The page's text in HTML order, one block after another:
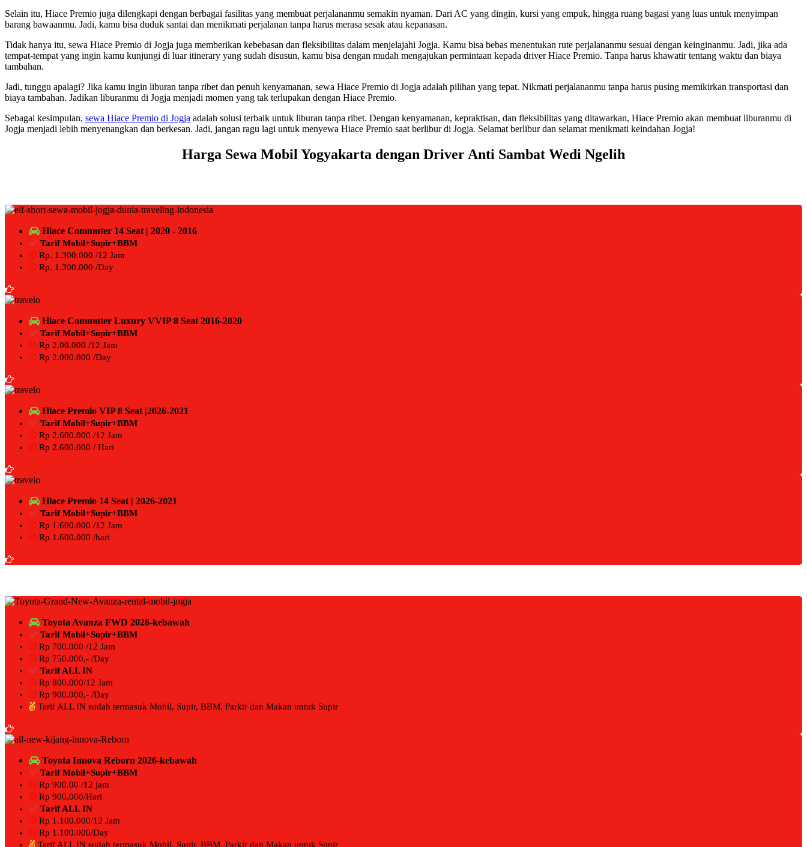
Selain itu, Hiace Premio juga dilengkapi dengan berbagai fasilitas yang membuat perjalananmu semakin nyaman. Dari AC yang dingin, kursi yang empuk, hingga ruang bagasi yang luas untuk menyimpan
barang bawaanmu. Jadi, kamu bisa duduk santai dan menikmati perjalanan tanpa harus merasa sesak atau kepanasan.
Tidak hanya itu, sewa Hiace Premio di Jogja juga memberikan kebebasan dan fleksibilitas dalam menjelajahi Jogja. Kamu bisa bebas menentukan rute perjalananmu sesuai dengan keinginanmu. Jadi, jika ada
tempat-tempat yang ingin kamu kunjungi di luar itinerary yang sudah disusun, kamu bisa dengan mudah mengajukan permintaan kepada driver Hiace Premio. Tanpa harus khawatir tentang waktu dan biaya
tambahan.
Jadi, tunggu apalagi? Jika kamu ingin liburan tanpa ribet dan penuh kenyamanan, sewa Hiace Premio di Jogja adalah pilihan yang tepat. Nikmati perjalananmu tanpa harus pusing memikirkan transportasi dan
biaya tambahan. Jadikan liburanmu di Jogja menjadi momen yang tak terlupakan dengan Hiace Premio.
Sebagai kesimpulan, sewa Hiace Premio di Jogja adalah solusi terbaik untuk liburan tanpa ribet. Dengan kenyamanan, kepraktisan, dan fleksibilitas yang ditawarkan, Hiace Premio akan membuat liburanmu di
Jogja menjadi lebih menyenangkan dan berkesan. Jadi, jangan ragu lagi untuk menyewa Hiace Premio saat berlibur di Jogja. Selamat berlibur dan selamat menikmati keindahan Jogja!
Harga Sewa Mobil Yogyakarta dengan Driver Anti Sambat Wedi Ngelih
Hiace Commuter 14 Seat | 2020 - 2016
Tarif Mobil+Supir+BBM
Rp. 1.300.000 /12 Jam
Rp. 1.300.000 /Day
Hiace Commuter Luxury VVIP 8 Seat 2016-2020
Tarif Mobil+Supir+BBM
Rp 2.00.000 /12 Jam
Rp 2.000.000 /Day
Hiace Premio VIP 8 Seat |2026-2021
Tarif Mobil+Supir+BBM
Rp 2.600.000 /12 Jam
Rp 2.600.000 / Hari
Hiace Premio 14 Seat | 2026-2021
Tarif Mobil+Supir+BBM
Rp 1.600.000 /12 Jam
Rp 1.600.000 /hari
Toyota Avanza FWD 2026-kebawah
Tarif Mobil+Supir+BBM
Rp 700.000 /12 Jam
Rp 750.000,- /Day
Tarif ALL IN
Rp 800.000/12 Jam
Rp 900.000,- /Day
Tarif ALL IN sudah termasuk Mobil, Supir, BBM, Parkir dan Makan untuk Supir
Toyota Innova Reborn 2026-kebawah
Tarif Mobil+Supir+BBM
Rp 900.00 /12 jam
Rp 900.000/Hari
Tarif ALL IN
Rp 1.100.000/12 Jam
Rp 1.100.000/Day
Tarif ALL IN sudah termasuk Mobil, Supir, BBM, Parkir dan Makan untuk Supir